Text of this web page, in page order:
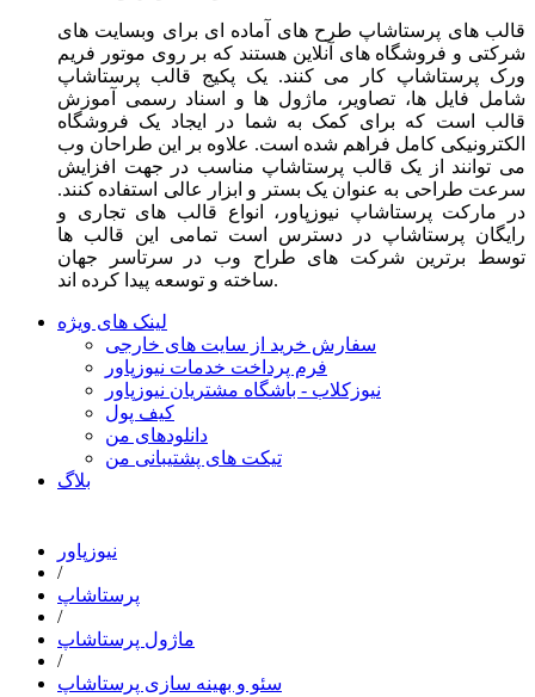
قالب های پرستاشاپ طرح های آماده ای برای وبسایت های
شرکتی و فروشگاه های آنلاین هستند که بر روی موتور فریم
ورک پرستاشاپ کار می کنند. یک پکیج قالب پرستاشاپ
شامل فایل ها، تصاویر، ماژول ها و اسناد رسمی آموزش
قالب است که برای کمک به شما در ایجاد یک فروشگاه
الکترونیکی کامل فراهم شده است. علاوه بر این طراحان وب
می توانند از یک قالب پرستاشاپ مناسب در جهت افزایش
سرعت طراحی به عنوان یک بستر و ابزار عالی استفاده کنند.
در مارکت پرستاشاپ نیوزپاور، انواع قالب های تجاری و
رایگان پرستاشاپ در دسترس است تمامی این قالب ها
توسط برترین شرکت های طراح وب در سرتاسر جهان
ساخته و توسعه پیدا کرده اند.
لینک های ویژه
سفارش خرید از سایت های خارجی
فرم پرداخت خدمات نیوزپاور
نیوزکلاب - باشگاه مشتریان نیوزپاور
کیف پول
دانلودهای من
تیکت های پشتیبانی من
بلاگ
نیوزپاور
/
پرستاشاپ
/
ماژول پرستاشاپ
/
سئو و بهینه سازی پرستاشاپ